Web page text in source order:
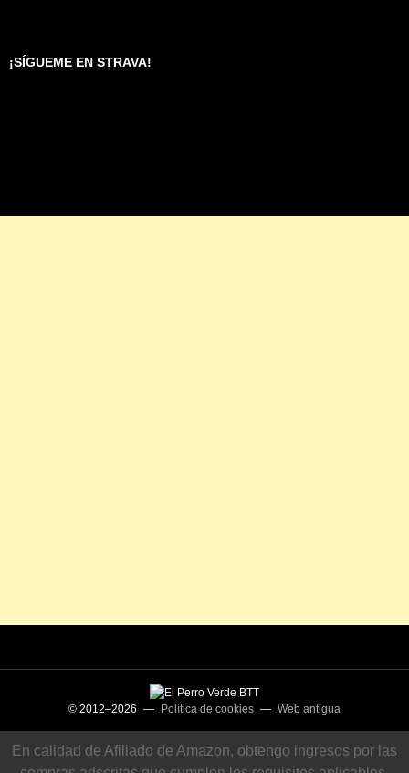
¡SÍGUEME EN STRAVA!
© 2012–2026 — Política de cookies — Web antigua
En calidad de Afiliado de Amazon, obtengo ingresos por las